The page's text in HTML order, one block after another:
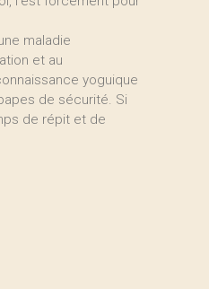
maladie
et au
yoguique
de sécurité. Si
de répit et de